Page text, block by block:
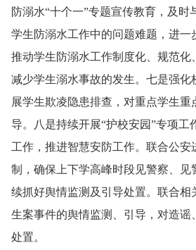
防溺水“十个一”专题宣传教育，及时
学生防溺水工作中的问题难题，进一
推动学生防溺水工作制度化、规范化
减少学生溺水事故的发生。七是强化
展学生欺凌隐患排查，对重点学生重
导。八是持续开展“护校安园”专项工
工作，推进智慧安防工作。联合公安
制，确保上下学高峰时段见警察、见
续抓好舆情监测及引导处置。联合相
生案事件的舆情监测、引导，对造谣
处置。